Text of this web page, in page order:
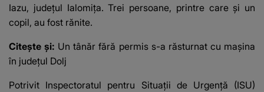
Iazu, județul Ialomița. Trei persoane, printre care și un
copil, au fost rănite.
Citește și: Un tânăr fără permis s-a răsturnat cu mașina
în județul Dolj
Potrivit Inspectoratul pentru Situaţii de Urgenţă (ISU)